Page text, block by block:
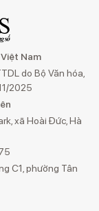
Nam
do Bộ Văn hóa,
2025
xã Hoài Đức, Hà
C1, phường Tân